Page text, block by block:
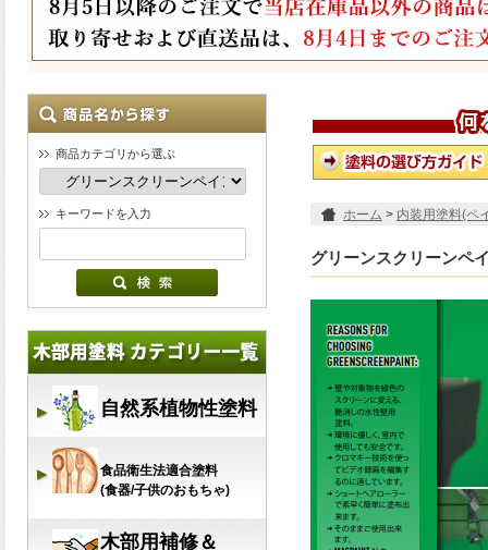
商品カテゴリから選ぶ
キーワードを入力 ホーム > 内装用塗料(ペ
グリーンスクリーンペ